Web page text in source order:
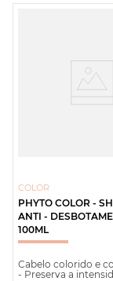
COLOR
PHYTO COLOR -
ANTI -
100ML
Cabelo colorido e
- Preserva a